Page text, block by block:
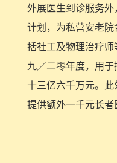
外展医生到诊服务
计划，为私营安老
括社工及物理治疗
九／二零年度，用
十三亿六千万元。
提供额外一千元长者